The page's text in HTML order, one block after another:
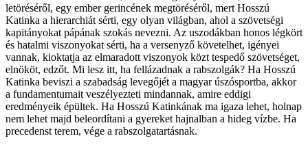
letöréséről, egy ember gerincének megtöréséről, mert Hosszú
Katinka a hierarchiát sérti, egy olyan világban, ahol a szövetségi
kapitányokat pápának szokás nevezni. Az uszodákban honos légkört
és hatalmi viszonyokat sérti, ha a versenyző követelhet, igényei
vannak, kioktatja az elmaradott viszonyok közt tespedő szövetséget,
elnököt, edzőt. Mi lesz itt, ha fellázadnak a rabszolgák? Ha Hosszú
Katinka beviszi a szabadság levegőjét a magyar úszósportba, akkor
a fundamentumait veszélyezteti mindannak, amire eddigi
eredményeik épültek. Ha Hosszú Katinkának ma igaza lehet, holnap
nem lehet majd beleordítani a gyereket hajnalban a hideg vízbe. Ha
precedenst terem, vége a rabszolgatartásnak.